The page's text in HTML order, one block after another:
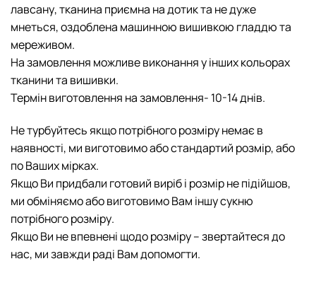
лавсану, тканина приємна на дотик та не дуже
мнеться, оздоблена машинною вишивкою гладдю та
мереживом.
На замовлення можливе виконання у інших кольорах
тканини та вишивки.
Термін виготовлення на замовлення- 10-14 днів.
Не турбуйтесь якщо потрібного розміру немає в
наявності, ми виготовимо або стандартий розмір, або
по Ваших мірках.
Якщо Ви придбали готовий виріб і розмір не підійшов,
ми обміняємо або виготовимо Вам іншу cукню
потрібного розміру.
Якщо Ви не впевнені щодо розміру – звертайтеся до
нас, ми завжди раді Вам допомогти.